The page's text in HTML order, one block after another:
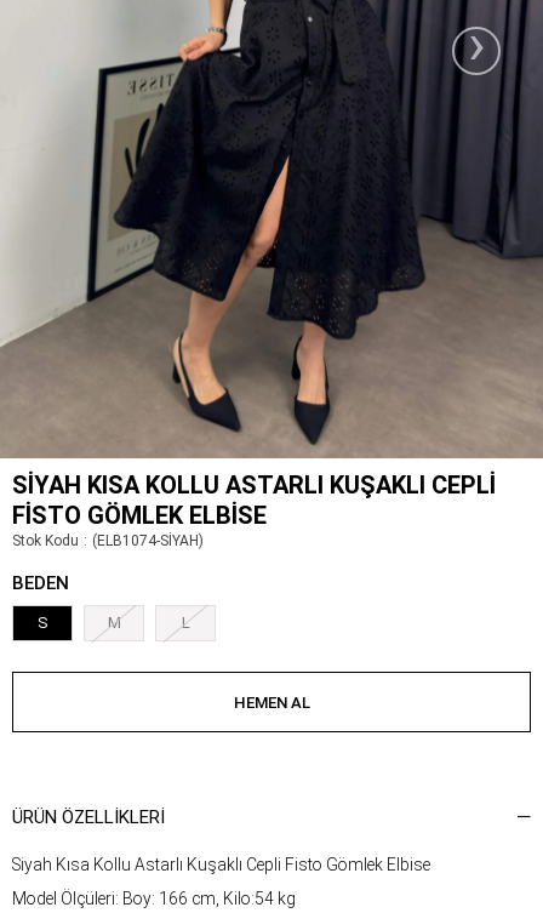
›
SIYAH KISA KOLLU ASTARLI KUŞAKLI CEPLI
FISTO GÖMLEK ELBISE
Stok Kodu (ELB1074-SİYAH)
BEDEN
S M L
ÜRÜN ÖZELLIKLERI
Siyah Kısa Kollu Astarlı Kuşaklı Cepli Fisto Gömlek Elbise
Model Ölçüleri: Boy: 166 cm, Kilo:54 kg